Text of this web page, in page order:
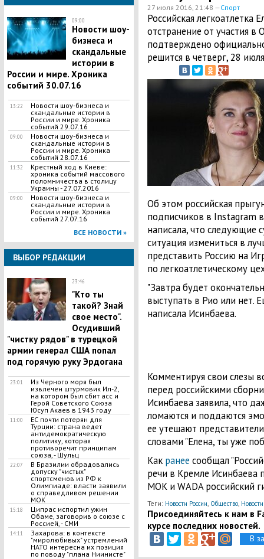
09:00
Новости шоу-
бизнеса и
скандальные
истории в
России и мире. Хроника
событий 30.07.16
13:22
Новости шоу-бизнеса и
скандальные истории в
России и мире. Хроника
событий 29.07.16
09:00
Новости шоу-бизнеса и
скандальные истории в
России и мире. Хроника
событий 28.07.16
11:32
Крестный ход в Киеве:
хроника событий массового
поломничества в столицу
Украины - 27.07.2016
09:00
Новости шоу-бизнеса и
скандальные истории в
России и мире. Хроника
событий 27.07.16
ВСЕ НОВОСТИ »
ВЫБОР РЕДАКЦИИ
23:46
"Кто ты
такой? Знай
свое место".
Осудивший
"чистку рядов" в турецкой
армии генерал США попал
под горячую руку Эрдогана
23:01
Из Черного моря был
извлечен штурмовик Ил-2,
на котором был сбит асс и
Герой Советского Союза
Юсуп Акаев в 1943 году
11:00
ЕС почти потерян для
Турции: страна ведет
антидемократическую
политику, которая
противоречит принципам
союза, - Шульц
22:07
В Бразилии обрадовались
допуску "чистых"
спортсменов из РФ к
Олимпиаде: власти заявили
о справедливом решении
МОК
15:18
Ципрас испортил ужин
Обаме, заговорив о союзе с
Россией, - СМИ
14:11
Захарова: в контексте
"миролюбивых" устремлений
НАТО интересна их позиция
по поводу "плана Ниинисте"
27 июля 2016, 21:48 —Спорт
Российская легкоатлетка
отстранение от участия
подтверждено
решится в четверг, 28
Об этом российская
подписчиков в Instagram
написала, что следующие
ситуация измениться в
представить Россию на
по легкоатлетическому
"Завтра будет
выступать в Рио или нет.
написала Исинбаева.
Комментируя свои слезы
перед российскими
Исинбаева заявила, что
ломаются и поддаются
ее утешают
словами "Елена, ты уже
Как ранее сообщал
речи в Кремле Исинбаева
МОК и WADA российский
Теги: Новости России Общество,
Присоединяйтесь к нам в
курсе последних новостей.
В